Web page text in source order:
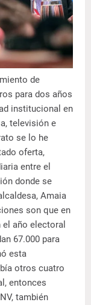
de
para dos años
institucional en
televisión e
se lo he
oferta,
entre el
donde se
Amaia
son que en
el año electoral
67.000 para
esta
otros cuatro
entonces
también